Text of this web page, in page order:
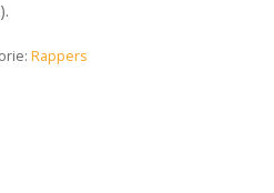
Rappers